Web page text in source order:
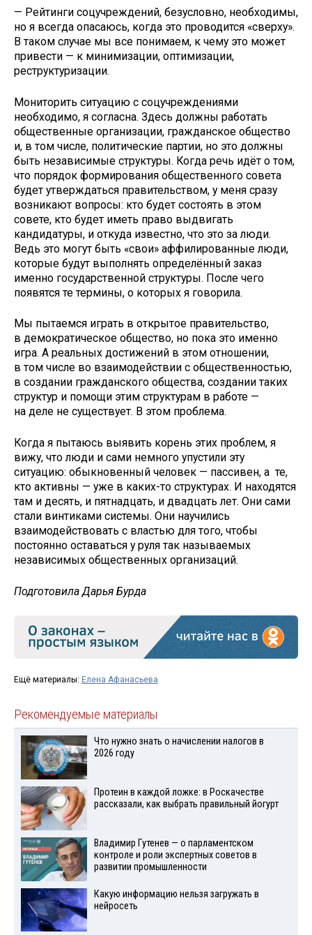
— Рейтинги соцучреждений, безусловно, необходимы,
но я всегда опасаюсь, когда это проводится «сверху».
В таком случае мы все понимаем, к чему это может
привести — к минимизации, оптимизации,
реструктуризации.
Мониторить ситуацию с соцучреждениями
необходимо, я согласна. Здесь должны работать
общественные организации, гражданское общество
и, в том числе, политические партии, но это должны
быть независимые структуры. Когда речь идёт о том,
что порядок формирования общественного совета
будет утверждаться правительством, у меня сразу
возникают вопросы: кто будет состоять в этом
совете, кто будет иметь право выдвигать
кандидатуры, и откуда известно, что это за люди.
Ведь это могут быть «свои» аффилированные люди,
которые будут выполнять определённый заказ
именно государственной структуры. После чего
появятся те термины, о которых я говорила.
Мы пытаемся играть в открытое правительство,
в демократическое общество, но пока это именно
игра. А реальных достижений в этом отношении,
в том числе во взаимодействии с общественностью,
в создании гражданского общества, создании таких
структур и помощи этим структурам в работе —
на деле не существует. В этом проблема.
Когда я пытаюсь выявить корень этих проблем, я
вижу, что люди и сами немного упустили эту
ситуацию: обыкновенный человек — пассивен, а те,
кто активны — уже в каких-то структурах. И находятся
там и десять, и пятнадцать, и двадцать лет. Они сами
стали винтиками системы. Они научились
взаимодействовать с властью для того, чтобы
постоянно оставаться у руля так называемых
независимых общественных организаций.
Подготовила Дарья Бурда
Ещё материалы: Елена Афанасьева
Рекомендуемые материалы
Что нужно знать о начислении налогов в
2026 году
Протеин в каждой ложке: в Роскачестве
рассказали, как выбрать правильный йогурт
Владимир Гутенев — о парламентском
контроле и роли экспертных советов в
развитии промышленности
Какую информацию нельзя загружать в
нейросеть